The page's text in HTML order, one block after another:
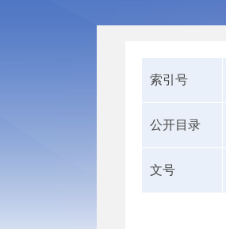
索引号
公开目录
文号